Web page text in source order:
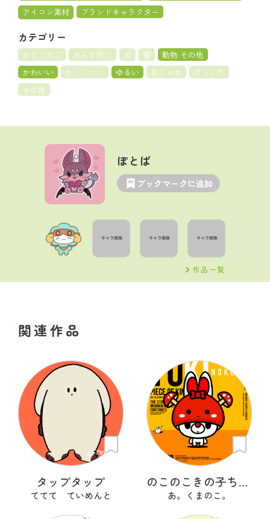
アイコン素材
ブランドキャラクター
カテゴリー
おとこのこ おんなのこ 犬 猫
動物 その他
かわいい
かっこいい ゆるい おしゃれ
びっくり
その他
ぽとぱ
ブックマークに追加
作品一覧
関連作品
タップタップ
ててて ていめんと
のこのこきの子ちゃん
あ。くまのこ。